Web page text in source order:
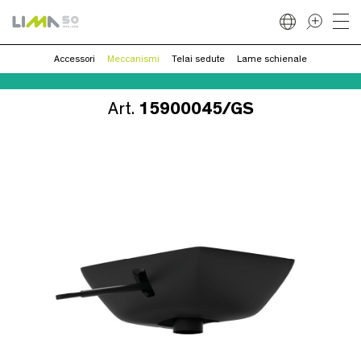
Accessori Meccanismi Telai sedute Lame schienale
Art. 15900045/GS